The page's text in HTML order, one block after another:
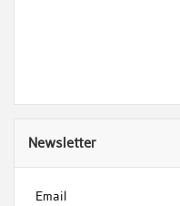
Newsletter
Email